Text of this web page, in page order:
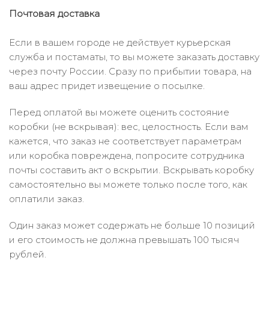
Почтовая доставка
Если в вашем городе не действует курьерская
служба и постаматы, то вы можете заказать доставку
через почту России. Сразу по прибытии товара, на
ваш адрес придет извещение о посылке.
Перед оплатой вы можете оценить состояние
коробки (не вскрывая): вес, целостность. Если вам
кажется, что заказ не соответствует параметрам
или коробка повреждена, попросите сотрудника
почты составить акт о вскрытии. Вскрывать коробку
самостоятельно вы можете только после того, как
оплатили заказ.
Один заказ может содержать не больше 10 позиций
и его стоимость не должна превышать 100 тысяч
рублей.